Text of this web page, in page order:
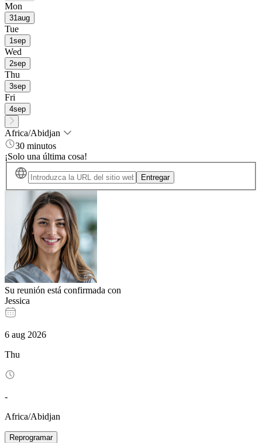
Mon
31aug
Tue
1sep
Wed
2sep
Thu
3sep
Fri
4sep
Africa/Abidjan
30 minutos
¡Solo una última cosa!
Entregar
Su reunión está confirmada con
Jessica
6 aug 2026
Thu
-
Africa/Abidjan
Reprogramar